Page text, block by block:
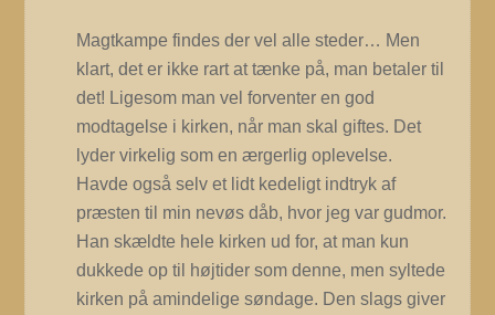
Magtkampe findes der vel alle steder… Men
klart, det er ikke rart at tænke på, man betaler til
det! Ligesom man vel forventer en god
modtagelse i kirken, når man skal giftes. Det
lyder virkelig som en ærgerlig oplevelse.
Havde også selv et lidt kedeligt indtryk af
præsten til min nevøs dåb, hvor jeg var gudmor.
Han skældte hele kirken ud for, at man kun
dukkede op til højtider som denne, men syltede
kirken på amindelige søndage. Den slags giver